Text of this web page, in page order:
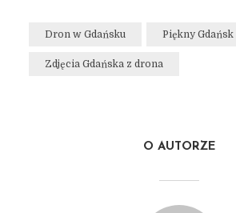
Dron w Gdańsku Piękny Gdańsk
Zdjęcia Gdańska z drona
O AUTORZE